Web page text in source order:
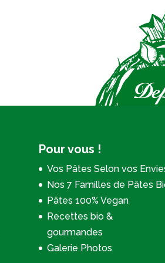
Pour vous !
Vos Pâtes Selon vos
Nos 7 Familles de Pâtes
Pâtes 100% Vegan
Recettes bio &
gourmandes
Galerie Photos